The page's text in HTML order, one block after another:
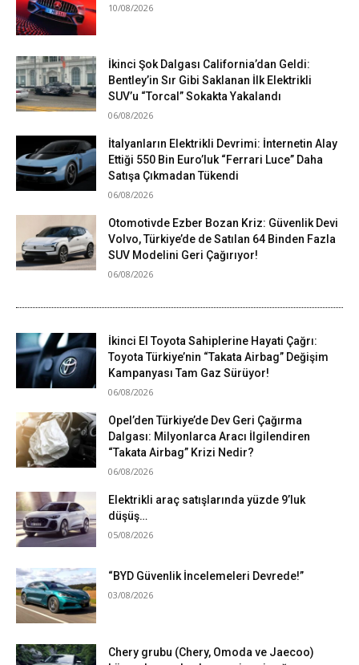
10/08/2026
İkinci Şok Dalgası California’dan Geldi:
Bentley’in Sır Gibi Saklanan İlk Elektrikli
SUV’u “Torcal” Sokakta Yakalandı
06/08/2026
İtalyanların Elektrikli Devrimi: İnternetin Alay
Ettiği 550 Bin Euro’luk “Ferrari Luce” Daha
Satışa Çıkmadan Tükendi
06/08/2026
Otomotivde Ezber Bozan Kriz: Güvenlik Devi
Volvo, Türkiye’de de Satılan 64 Binden Fazla
SUV Modelini Geri Çağırıyor!
06/08/2026
İkinci El Toyota Sahiplerine Hayati Çağrı:
Toyota Türkiye’nin “Takata Airbag” Değişim
Kampanyası Tam Gaz Sürüyor!
06/08/2026
Opel’den Türkiye’de Dev Geri Çağırma
Dalgası: Milyonlarca Aracı İlgilendiren
“Takata Airbag” Krizi Nedir?
06/08/2026
Elektrikli araç satışlarında yüzde 9’luk
düşüş…
05/08/2026
“BYD Güvenlik İncelemeleri Devrede!”
03/08/2026
Chery grubu (Chery, Omoda ve Jaecoo)